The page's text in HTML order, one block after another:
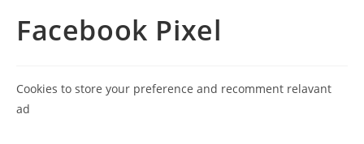
Facebook Pixel
Cookies to store your preference and recomment relavant
ad